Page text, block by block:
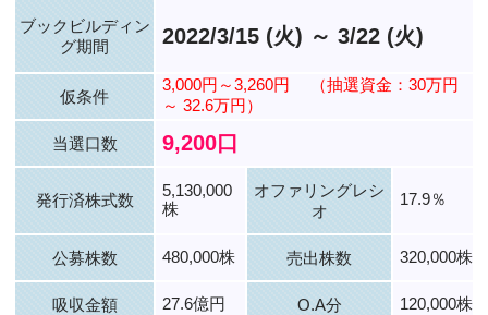
ブックビルディン
グ期間
2022/3/15 (火) ～ 3/22 (火)
仮条件
3,000円～3,260円
（抽選資金：30万円
～ 32.6万円）
当選口数 9,200口
発行済株式数
5,130,000
株
オファリングレシ
オ
17.9％
公募株数 480,000株 売出株数 320,000株
吸収金額 27.6億円 O.A分 120,000株